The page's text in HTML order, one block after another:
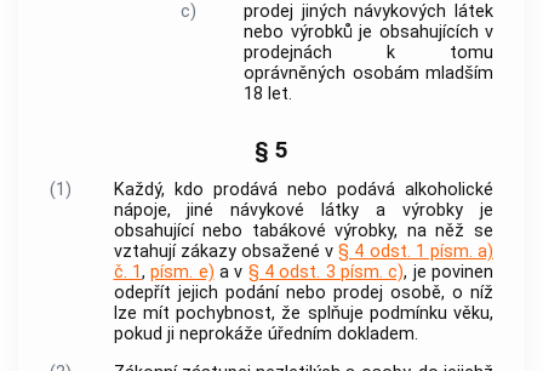
c)
prodej jiných návykových látek
nebo výrobků je obsahujících v
prodejnách k tomu
oprávněných osobám mladším
18 let.
§ 5
(1)
Každý, kdo prodává nebo podává alkoholické
nápoje, jiné návykové látky a výrobky je
obsahující nebo tabákové výrobky, na něž se
vztahují zákazy obsažené v§ 4 odst. 1 písm. a)
č. 1,písm. e) a v § 4 odst. 3 písm. c), je povinen
odepřít jejich podání nebo prodej osobě, o níž
lze mít pochybnost, že splňuje podmínku věku,
pokud ji neprokáže úředním dokladem.